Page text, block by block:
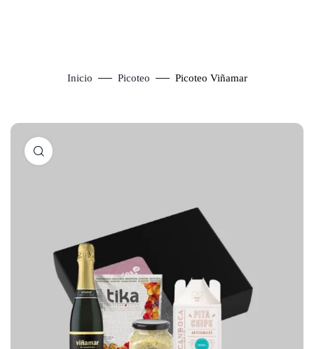
Inicio Picoteo Picoteo Viñamar